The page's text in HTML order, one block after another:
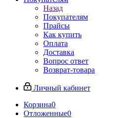
Назад
Покупателям
Прайсы
Как купить
Оплата
Доставка
Вопрос ответ
Возврат-товара
Личный кабинет
Корзина0
Отложенные0